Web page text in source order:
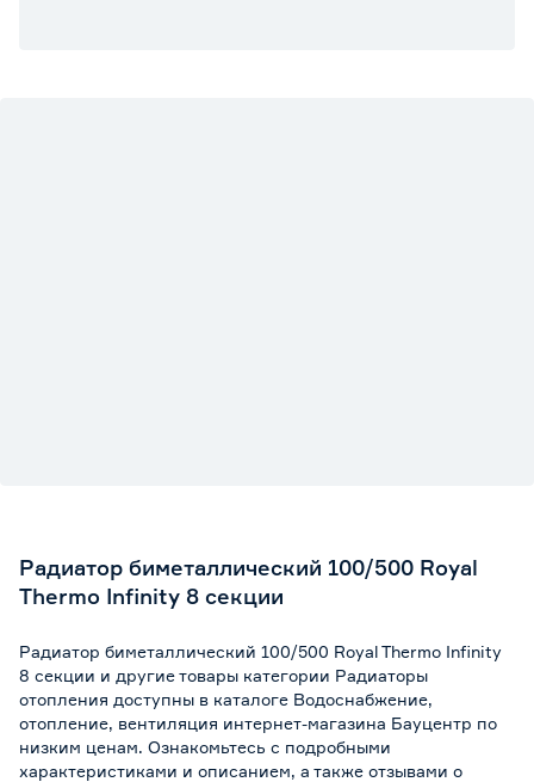
Радиатор биметаллический 100/500 Royal
Thermo Infinity 8 секции
Радиатор биметаллический 100/500 Royal Thermo Infinity
8 секции и другие товары категории Радиаторы
отопления доступны в каталоге Водоснабжение,
отопление, вентиляция интернет-магазина Бауцентр по
низким ценам. Ознакомьтесь с подробными
характеристиками и описанием, а также отзывами о